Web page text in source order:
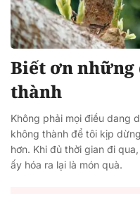
Biết ơn
thành
Không phải mọi điều dang
không thành để tôi kịp
hơn. Khi đủ thời gian đi
ấy hóa ra lại là món quà.